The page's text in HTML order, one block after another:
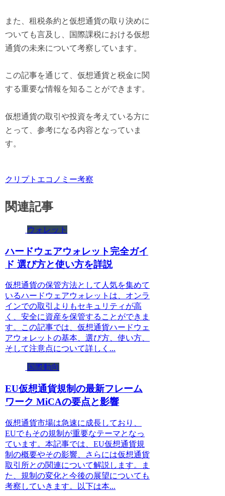
また、租税条約と仮想通貨の取り決めに
ついても言及し、国際課税における仮想
通貨の未来について考察しています。
この記事を通じて、仮想通貨と税金に関
する重要な情報を知ることができます。
仮想通貨の取引や投資を考えている方に
とって、参考になる内容となっていま
す。
クリプトエコノミー考察
関連記事
ウォレット
ハードウェアウォレット完全ガイ
ド 選び方と使い方を詳説
仮想通貨の保管方法として人気を集めて
いるハードウェアウォレットは、オンラ
インでの取引よりもセキュリティが高
く、安全に資産を保管することができま
す。この記事では、仮想通貨ハードウェ
アウォレットの基本、選び方、使い方、
そして注意点について詳しく...
国際動向
EU仮想通貨規制の最新フレーム
ワーク MiCAの要点と影響
仮想通貨市場は急速に成長しており、
EUでもその規制が重要なテーマとなっ
ています。本記事では、EU仮想通貨規
制の概要やその影響、さらには仮想通貨
取引所との関連について解説します。ま
た、規制の変化と今後の展望についても
考察していきます。以下は本...